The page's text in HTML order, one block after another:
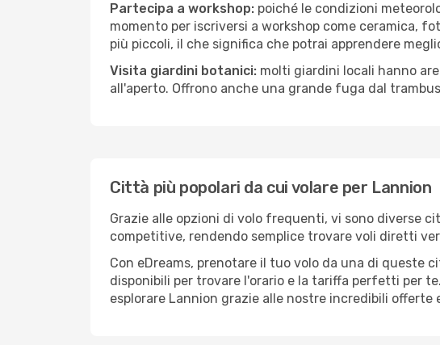
Partecipa a workshop: poiché le condizioni
momento per iscriversi a workshop come ceramica,
più piccoli, il che significa che potrai apprendere
Visita giardini botanici: molti giardini locali hanno
all'aperto. Offrono anche una grande fuga dal
Città più popolari da cui volare per Lannion
Grazie alle opzioni di volo frequenti, vi sono diverse
competitive, rendendo semplice trovare voli diretti
Con eDreams, prenotare il tuo volo da una di queste
disponibili per trovare l'orario e la tariffa perfetti per
esplorare Lannion grazie alle nostre incredibili